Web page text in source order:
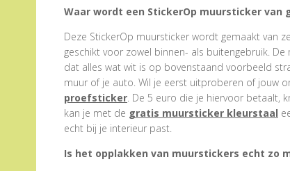
Waar wordt een StickerOp muursticker van
Deze StickerOp muursticker wordt gemaakt van
geschikt voor zowel binnen- als buitengebruik.
dat alles wat wit is op bovenstaand voorbeeld
muur of je auto. Wil je eerst uitproberen of jouw
proefsticker. De 5 euro die je hiervoor betaalt,
kan je met de gratis muursticker kleurstaal
echt bij je interieur past.
Is het opplakken van muurstickers echt zo